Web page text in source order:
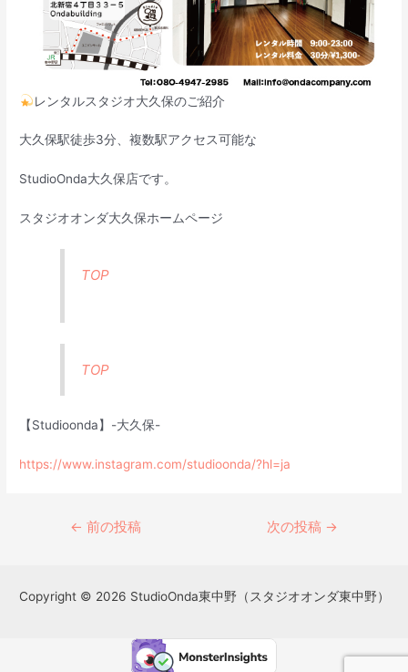
レンタルスタジオ大久保のご紹介
大久保駅徒歩3分、複数駅アクセス可能な
StudioOnda大久保店です。
スタジオオンダ大久保ホームページ
TOP
TOP
【Studioonda】-大久保-
https://www.instagram.com/studioonda/?hl=ja
← 前の投稿 次の投稿 →
Copyright © 2026 StudioOnda東中野（スタジオオンダ東中野）